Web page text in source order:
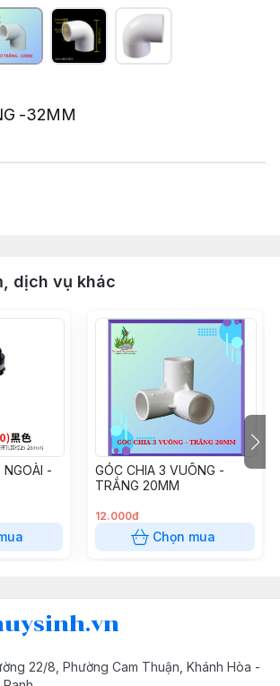
-32MM
dịch vụ khác
NGOÀI -
GÓC CHIA 3 VUÔNG -
TRẮNG 20MM
12.000đ
Chọn mua
22/8, Phường Cam Thuận, Khánh Hòa -